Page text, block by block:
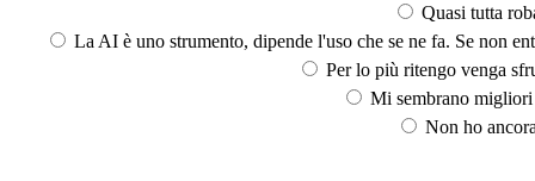
Quasi tutta
La AI è uno strumento, dipende l'uso che se ne fa. Se non
Per lo più ritengo venga
Mi sembrano
Non ho